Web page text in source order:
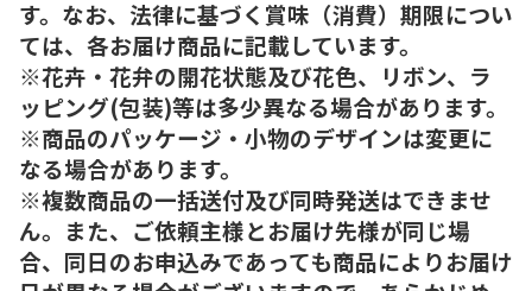
す。なお、法律に基づく賞味（消費）期限につい
ては、各お届け商品に記載しています。
※花卉・花弁の開花状態及び花色、リボン、ラ
ッピング(包装)等は多少異なる場合があります。
※商品のパッケージ・小物のデザインは変更に
なる場合があります。
※複数商品の一括送付及び同時発送はできませ
ん。また、ご依頼主様とお届け先様が同じ場
合、同日のお申込みであっても商品によりお届け